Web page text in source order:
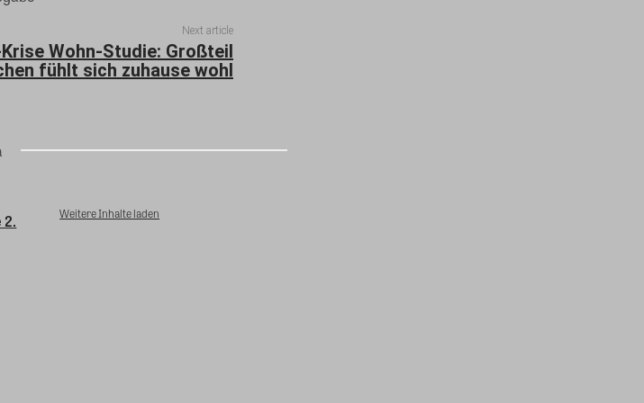
Next article
Wohn-Studie: Großteil
fühlt sich zuhause wohl
Weitere Inhalte laden